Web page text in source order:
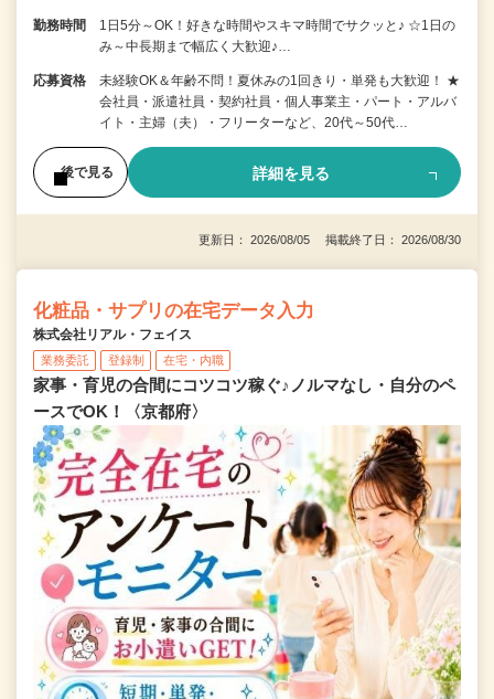
勤務時間
1日5分～OK！好きな時間やスキマ時間でサクッと♪ ☆1日の
み～中長期まで幅広く大歓迎♪…
応募資格
未経験OK＆年齢不問！夏休みの1回きり・単発も大歓迎！ ★
会社員・派遣社員・契約社員・個人事業主・パート・アルバ
イト・主婦（夫）・フリーターなど、20代～50代…
後で見る 詳細を見る
更新日： 2026/08/05 掲載終了日： 2026/08/30
化粧品・サプリの在宅データ入力
株式会社リアル・フェイス
業務委託 登録制 在宅・内職
家事・育児の合間にコツコツ稼ぐ♪ノルマなし・自分のペ
ースでOK！〈京都府〉